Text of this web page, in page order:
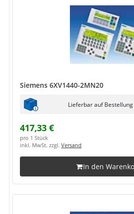
Siemens 6XV1440-2MN20
Lieferbar auf
417,33 €
pro 1 Stück
inkl. MwSt. zzgl. Versand
In den